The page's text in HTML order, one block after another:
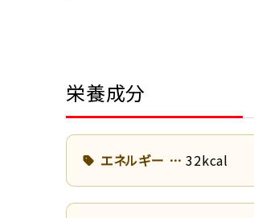
栄養成分
エネルギー 32kcal